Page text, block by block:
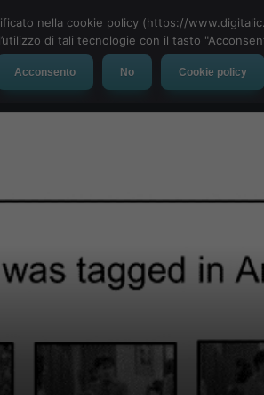
Network App Automotive
nella cookie policy (https://
di tali tecnologie con il tasto
Acconsento No Cookie policy